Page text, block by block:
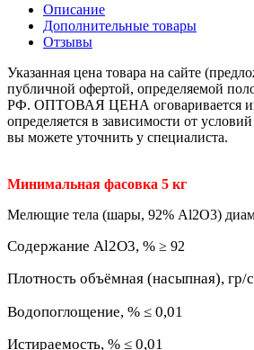
Описание
Дополнительные товары
Отзывы
Указанная цена товара на сайте
публичной офертой, определяемой
РФ. ОПТОВАЯ ЦЕНА оговаривается
определяется в зависимости от
вы можете уточнить у специалиста.
Минимальная фасовка 5 кг
Мелющие тела (шары, 92% Al2O3)
Содержание Al2O3, % ≥ 92
Плотность объёмная (насыпная), гр/
Водопоглощение, % ≤ 0,01
Истираемость, % ≤ 0,01